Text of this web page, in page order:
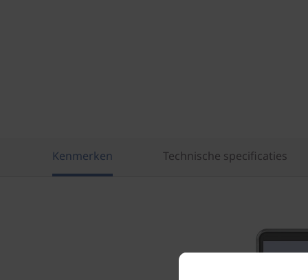
Kenmerken Technische specificaties